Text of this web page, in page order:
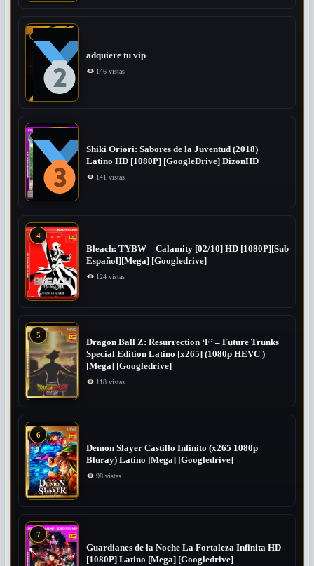
adquiere tu vip
146 vistas
Shiki Oriori: Sabores de la Juventud (2018)
Latino HD [1080P] [GoogleDrive] DizonHD
141 vistas
4
Bleach: TYBW – Calamity [02/10] HD [1080P][Sub
Español][Mega] [Googledrive]
124 vistas
5
Dragon Ball Z: Resurrection ‘F’ – Future Trunks
Special Edition Latino [x265] (1080p HEVC )
[Mega] [Googledrive]
118 vistas
6
Demon Slayer Castillo Infinito (x265 1080p
Bluray) Latino [Mega] [Googledrive]
98 vistas
7
Guardianes de la Noche La Fortaleza Infinita HD
[1080P] Latino [Mega] [Googledrive]